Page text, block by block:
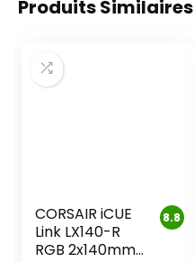
Produits Similaires
8.8
CORSAIR iCUE
Link LX140-R
RGB 2x140mm